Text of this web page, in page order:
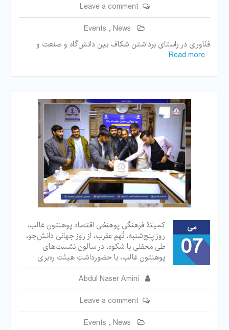
Leave a comment
Events , News
فنّاوری در راستای برداشتن شکاف بین دانش‌گاه و صنعت و
Read more
می
07
Abdul Naser Amini
Leave a comment
Events , News
کمیتۀ فرهنگی پوهنځی اقتصاد پوهنتون غالب،
روز پنج‌شنبه، نُهمِ عقرب، از روز جهانی دانش‌جو،
طی محفلی با شکوه، در سالون نشست‌های
پوهنتون غالب، با حضورداشتِ هیئت ره‌بری